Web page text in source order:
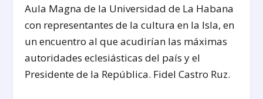
Aula Magna de la Universidad de La Habana
con representantes de la cultura en la Isla, en
un encuentro al que acudirían las máximas
autoridades eclesiásticas del país y el
Presidente de la República. Fidel Castro Ruz.